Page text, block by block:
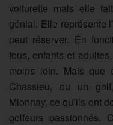
voiturette mais elle
génial. Elle représente
peut réserver. En
tous, enfants et
moins loin. Mais que
Chassieu, ou un
Mionnay, ce qu’ils ont
golfeurs passionnés.